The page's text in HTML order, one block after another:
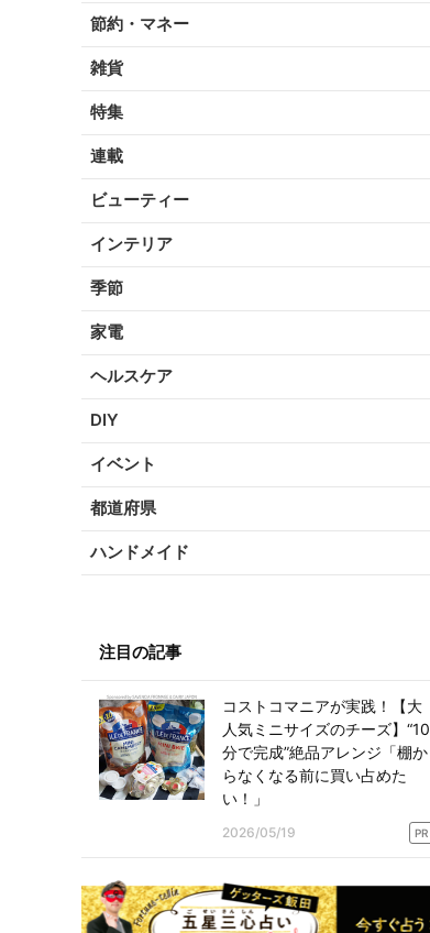
節約・マネー
雑貨
特集
連載
ビューティー
インテリア
季節
家電
ヘルスケア
DIY
イベント
都道府県
ハンドメイド
注目の記事
コストコマニアが実践！【大
人気ミニサイズのチーズ】“10
分で完成”絶品アレンジ「棚か
らなくなる前に買い占めた
い！」
2026/05/19 PR